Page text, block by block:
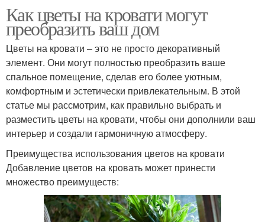
Как цветы на кровати могут
преобразить ваш дом
Цветы на кровати – это не просто декоративный
элемент. Они могут полностью преобразить ваше
спальное помещение, сделав его более уютным,
комфортным и эстетически привлекательным. В этой
статье мы рассмотрим, как правильно выбрать и
разместить цветы на кровати, чтобы они дополнили ваш
интерьер и создали гармоничную атмосферу.
Преимущества использования цветов на кровати
Добавление цветов на кровать может принести
множество преимуществ: